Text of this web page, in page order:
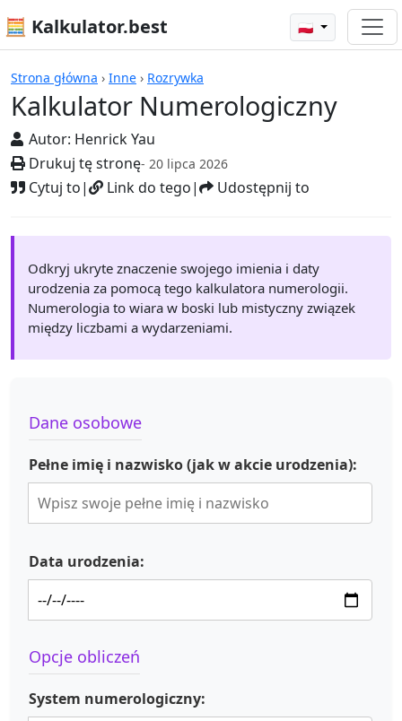
🧮 Kalkulator.best 🇵🇱
Strona główna › Inne › Rozrywka
Kalkulator Numerologiczny
Autor: Henrick Yau
Drukuj tę stronę- 20 lipca 2026
Cytuj to| Link do tego| Udostępnij to
Kalkulatory
Odkryj ukryte znaczenie swojego imienia i daty
urodzenia za pomocą tego kalkulatora numerologii.
Numerologia to wiara w boski lub mistyczny związek
między liczbami a wydarzeniami.
Dane osobowe
Pełne imię i nazwisko (jak w akcie urodzenia):
Data urodzenia:
Opcje obliczeń
System numerologiczny: